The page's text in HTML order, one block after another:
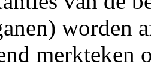
worden
merkteken